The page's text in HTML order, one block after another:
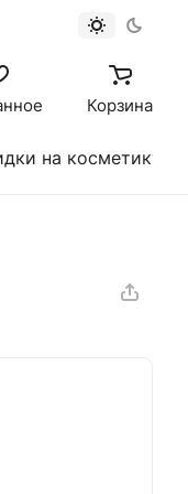
Корзина
на косметику